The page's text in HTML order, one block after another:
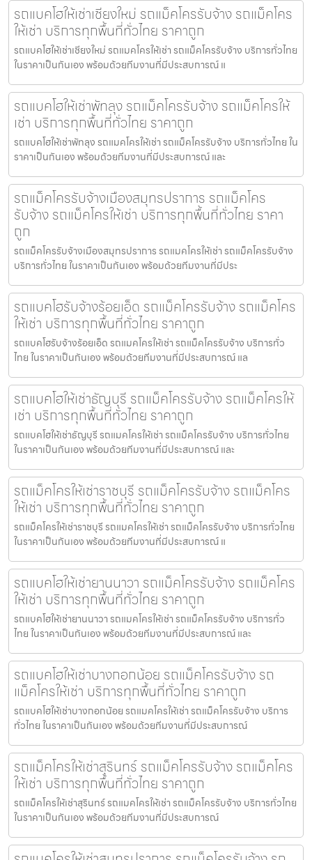
รถแบคโฮให้เช่าเชียงใหม่ รถแม็คโครรับจ้าง รถแม็คโคร
ให้เช่า บริการทุกพื้นที่ทั่วไทย ราคาถูก
รถแบคโฮให้เช่าเชียงใหม่ รถแมคโครให้เช่า รถแม็คโครรับจ้าง บริการทั่วไทย
ในราคาเป็นกันเอง พร้อมด้วยทีมงานที่มีประสบการณ์ แ
รถแบคโฮให้เช่าพัทลุง รถแม็คโครรับจ้าง รถแม็คโครให้
เช่า บริการทุกพื้นที่ทั่วไทย ราคาถูก
รถแบคโฮให้เช่าพัทลุง รถแมคโครให้เช่า รถแม็คโครรับจ้าง บริการทั่วไทย ใน
ราคาเป็นกันเอง พร้อมด้วยทีมงานที่มีประสบการณ์ และ
รถแม็คโครรับจ้างเมืองสมุทรปราการ รถแม็คโคร
รับจ้าง รถแม็คโครให้เช่า บริการทุกพื้นที่ทั่วไทย ราคา
ถูก
รถแม็คโครรับจ้างเมืองสมุทรปราการ รถแมคโครให้เช่า รถแม็คโครรับจ้าง
บริการทั่วไทย ในราคาเป็นกันเอง พร้อมด้วยทีมงานที่มีประ
รถแบคโฮรับจ้างร้อยเอ็ด รถแม็คโครรับจ้าง รถแม็คโคร
ให้เช่า บริการทุกพื้นที่ทั่วไทย ราคาถูก
รถแบคโฮรับจ้างร้อยเอ็ด รถแมคโครให้เช่า รถแม็คโครรับจ้าง บริการทั่ว
ไทย ในราคาเป็นกันเอง พร้อมด้วยทีมงานที่มีประสบการณ์ แล
รถแบคโฮให้เช่าธัญบุรี รถแม็คโครรับจ้าง รถแม็คโครให้
เช่า บริการทุกพื้นที่ทั่วไทย ราคาถูก
รถแบคโฮให้เช่าธัญบุรี รถแมคโครให้เช่า รถแม็คโครรับจ้าง บริการทั่วไทย
ในราคาเป็นกันเอง พร้อมด้วยทีมงานที่มีประสบการณ์ และ
รถแม็คโครให้เช่าราชบุรี รถแม็คโครรับจ้าง รถแม็คโคร
ให้เช่า บริการทุกพื้นที่ทั่วไทย ราคาถูก
รถแม็คโครให้เช่าราชบุรี รถแมคโครให้เช่า รถแม็คโครรับจ้าง บริการทั่วไทย
ในราคาเป็นกันเอง พร้อมด้วยทีมงานที่มีประสบการณ์ แ
รถแบคโฮให้เช่ายานนาวา รถแม็คโครรับจ้าง รถแม็คโคร
ให้เช่า บริการทุกพื้นที่ทั่วไทย ราคาถูก
รถแบคโฮให้เช่ายานนาวา รถแมคโครให้เช่า รถแม็คโครรับจ้าง บริการทั่ว
ไทย ในราคาเป็นกันเอง พร้อมด้วยทีมงานที่มีประสบการณ์ และ
รถแบคโฮให้เช่าบางกอกน้อย รถแม็คโครรับจ้าง รถ
แม็คโครให้เช่า บริการทุกพื้นที่ทั่วไทย ราคาถูก
รถแบคโฮให้เช่าบางกอกน้อย รถแมคโครให้เช่า รถแม็คโครรับจ้าง บริการ
ทั่วไทย ในราคาเป็นกันเอง พร้อมด้วยทีมงานที่มีประสบการณ์
รถแม็คโครให้เช่าสุรินทร์ รถแม็คโครรับจ้าง รถแม็คโคร
ให้เช่า บริการทุกพื้นที่ทั่วไทย ราคาถูก
รถแม็คโครให้เช่าสุรินทร์ รถแมคโครให้เช่า รถแม็คโครรับจ้าง บริการทั่วไทย
ในราคาเป็นกันเอง พร้อมด้วยทีมงานที่มีประสบการณ์